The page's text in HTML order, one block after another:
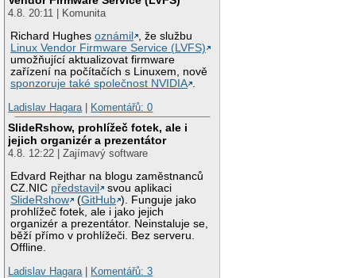
4.8. 20:11 | Komunita
Richard Hughesoznámil
, že službu
Linux Vendor Firmware Service (LVFS)
umožňující aktualizovat firmware
zařízení na počítačích s Linuxem, nově
sponzoruje také společnost NVIDIA .
Ladislav Hagara | Komentářů: 0
SlideRshow, prohlížeč fotek, ale i
jejich organizér a prezentátor
4.8. 12:22 | Zajímavý software
Edvard Rejthar na blogu zaměstnanců
CZ.NIC představil
svou aplikaci
SlideRshow
(GitHub ). Funguje jako
prohlížeč fotek, ale i jako jejich
organizér a prezentátor. Neinstaluje se,
běží přímo v prohlížeči. Bez serveru.
Offline.
Ladislav Hagara | Komentářů: 3